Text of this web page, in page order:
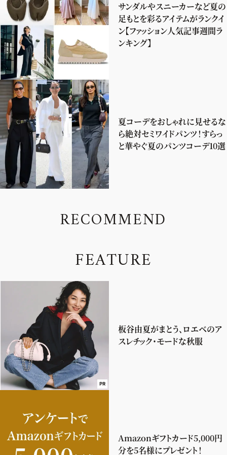
サンダルやスニーカーなど夏の
足もとを彩るアイテムがランクイ
ン【ファッション人気記事週間ラ
ンキング】
夏コーデをおしゃれに見せるな
ら絶対セミワイドパンツ！すらっ
と華やぐ夏のパンツコーデ10選
RECOMMEND
FEATURE
PR
板谷由夏がまとう、ロエベのア
スレチック・モードな秋服
Amazonギフトカード5,000円
分を5名様にプレゼント！